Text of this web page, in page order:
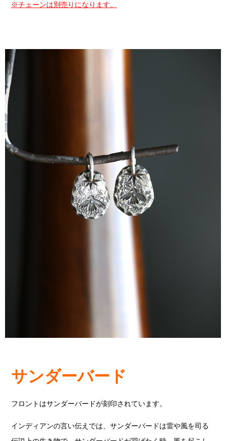
※チェーンは別売りになります。
サンダーバード
フロントはサンダーバードが刻印されています。
インディアンの言い伝えでは、サンダーバードは雷や風を司る